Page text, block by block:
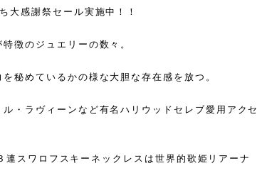
大感謝祭セール実施中！！
徴のジュエリーの数々。
秘めているかの様な大胆な存在感を放つ。
・ラヴィーンなど有名ハリウッドセレブ愛用アクセ
連スワロフスキーネックレスは世界的歌姫リアーナ